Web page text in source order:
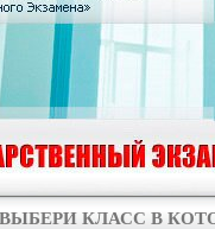
ВЫБЕРИ КЛАСС В